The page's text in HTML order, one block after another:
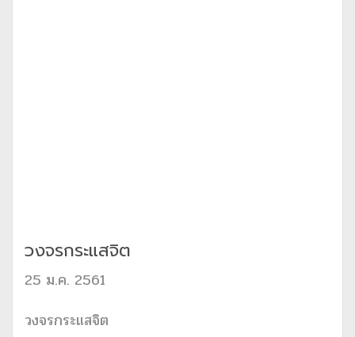
วงจรกระแสจิต
25 ม.ค. 2561
วงจรกระแสจิต